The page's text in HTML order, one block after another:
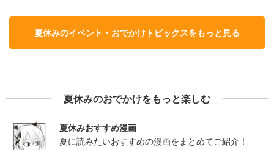
夏休みのイベント・おでかけトピックスをもっと見る
夏休みのおでかけをもっと楽しむ
夏休みおすすめ漫画
夏に読みたいおすすめの漫画をまとめてご紹介！